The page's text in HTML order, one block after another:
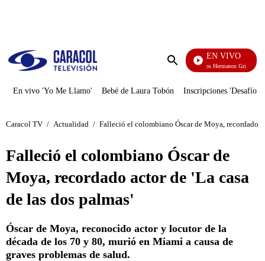
Enviar
EN VIVO
Cuentos De Los Hermanos Grimm
En vivo 'Yo Me Llamo' Bebé de Laura Tobón Inscripciones 'Desafío'
Caracol TV / Actualidad / Falleció el colombiano Óscar de Moya, recordado
Falleció el colombiano Óscar de
Moya, recordado actor de 'La casa
de las dos palmas'
Óscar de Moya, reconocido actor y locutor de la
década de los 70 y 80, murió en Miami a causa de
graves problemas de salud.